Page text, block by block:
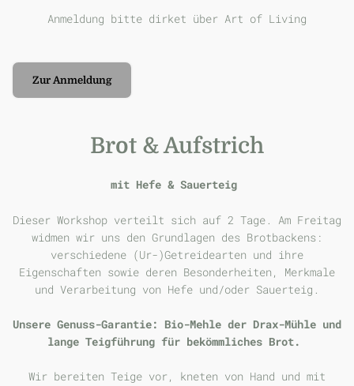
Anmeldung bitte dirket über Art of Living
Zur Anmeldung
Brot & Aufstrich
mit Hefe & Sauerteig
Dieser Workshop verteilt sich auf 2 Tage. Am Freitag
widmen wir uns den Grundlagen des Brotbackens:
verschiedene (Ur-)Getreidearten und ihre
Eigenschaften sowie deren Besonderheiten, Merkmale
und Verarbeitung von Hefe und/oder Sauerteig.
Unsere Genuss-Garantie: Bio-Mehle der Drax-Mühle und
lange Teigführung für bekömmliches Brot.
Wir bereiten Teige vor, kneten von Hand und mit